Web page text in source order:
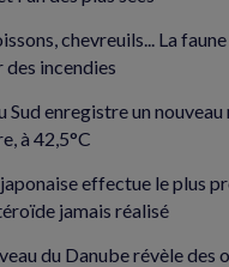
chevreuils... La
des incendies
Sud enregistre un
à 42,5°C
effectue le plus
jamais réalisé
du Danube révèle des